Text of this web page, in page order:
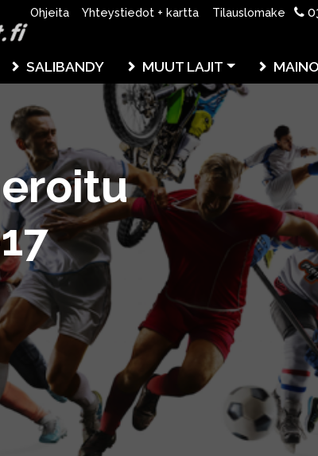
Ohjeita Yhteystiedot + kartta Tilauslomake
SALIBANDY MUUT LAJIT